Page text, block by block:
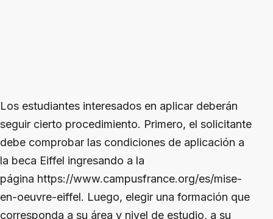
Los estudiantes interesados en aplicar deberán
seguir cierto procedimiento. Primero, el solicitante
debe comprobar las condiciones de aplicación a
la beca Eiffel ingresando a la
página https://www.campusfrance.org/es/mise-
en-oeuvre-eiffel. Luego, elegir una formación que
corresponda a su área y nivel de estudio, a su